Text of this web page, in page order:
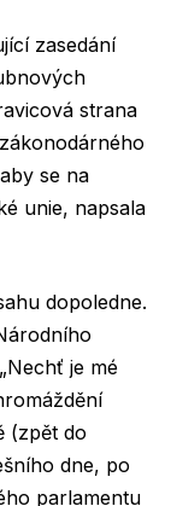
zasedání
strana
se na
unie, napsala
dopoledne.
je mé
(zpět do
dne, po
parlamentu